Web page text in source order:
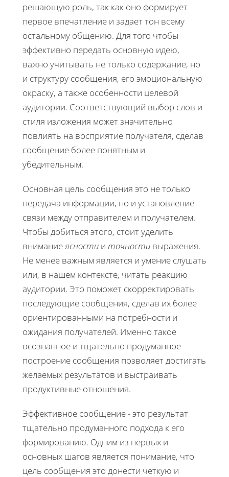
решающую роль, так как оно формирует
первое впечатление и задает тон всему
остальному общению. Для того чтобы
эффективно передать основную идею,
важно учитывать не только содержание, но
и структуру сообщения, его эмоциональную
окраску, а также особенности целевой
аудитории. Соответствующий выбор слов и
стиля изложения может значительно
повлиять на восприятие получателя, сделав
сообщение более понятным и
убедительным.
Основная цель сообщения это не только
передача информации, но и установление
связи между отправителем и получателем.
Чтобы добиться этого, стоит уделить
вниманиеясности и точности выражения.
Не менее важным является и умение слушать
или, в нашем контексте, читать реакцию
аудитории. Это поможет скорректировать
последующие сообщения, сделав их более
ориентированными на потребности и
ожидания получателей. Именно такое
осознанное и тщательно продуманное
построение сообщения позволяет достигать
желаемых результатов и выстраивать
продуктивные отношения.
Эффективное сообщение - это результат
тщательно продуманного подхода к его
формированию. Одним из первых и
основных шагов является понимание, что
цель сообщения это донести четкую и